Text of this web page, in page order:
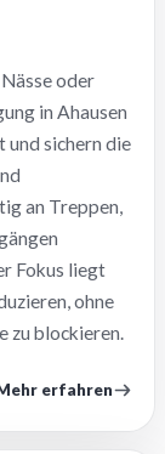
oder
in Ahausen
und sichern die
an Treppen,
Fokus liegt
ohne
zu blockieren.
erfahren